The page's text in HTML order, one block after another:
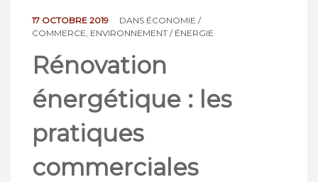
17 OCTOBRE 2019 DANS ÉCONOMIE /
COMMERCE ENVIRONNEMENT / ÉNERGIE
Rénovation
énergétique : les
pratiques
commerciales